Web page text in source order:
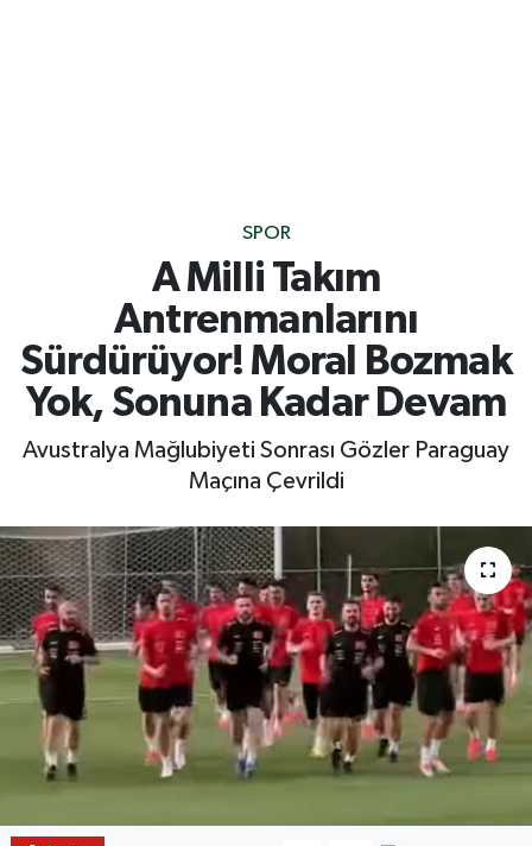
SPOR
A Milli Takım
Antrenmanlarını
Sürdürüyor! Moral Bozmak
Yok, Sonuna Kadar Devam
Avustralya Mağlubiyeti Sonrası Gözler Paraguay
Maçına Çevrildi